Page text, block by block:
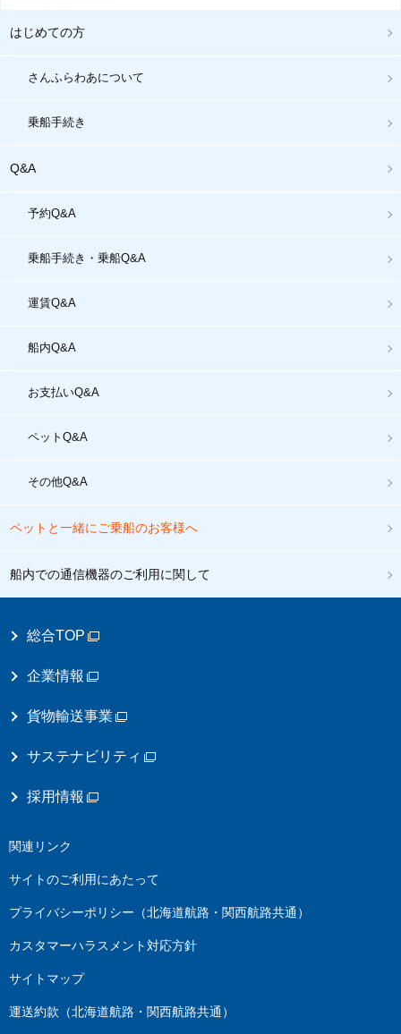
はじめての方
さんふらわあについて
乗船手続き
Q&A
予約Q&A
乗船手続き・乗船Q&A
運賃Q&A
船内Q&A
お支払いQ&A
ペットQ&A
その他Q&A
ペットと一緒にご乗船のお客様へ
船内での通信機器のご利用に関して
総合TOP
企業情報
貨物輸送事業
サステナビリティ
採用情報
関連リンク
サイトのご利用にあたって
プライバシーポリシー（北海道航路・関西航路共通）
カスタマーハラスメント対応方針
サイトマップ
運送約款（北海道航路・関西航路共通）